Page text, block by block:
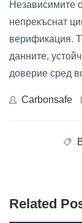
Независимите
непрекъснат
верификация.
данните,
доверие сред
Carbonsafe
Related